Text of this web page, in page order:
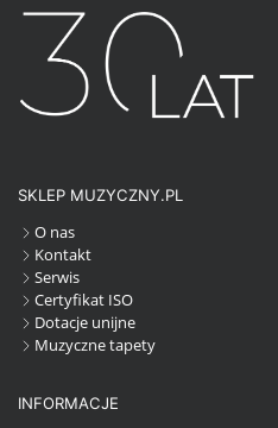
SKLEP MUZYCZNY.PL
O nas
Kontakt
Serwis
Certyfikat ISO
Dotacje unijne
Muzyczne tapety
INFORMACJE